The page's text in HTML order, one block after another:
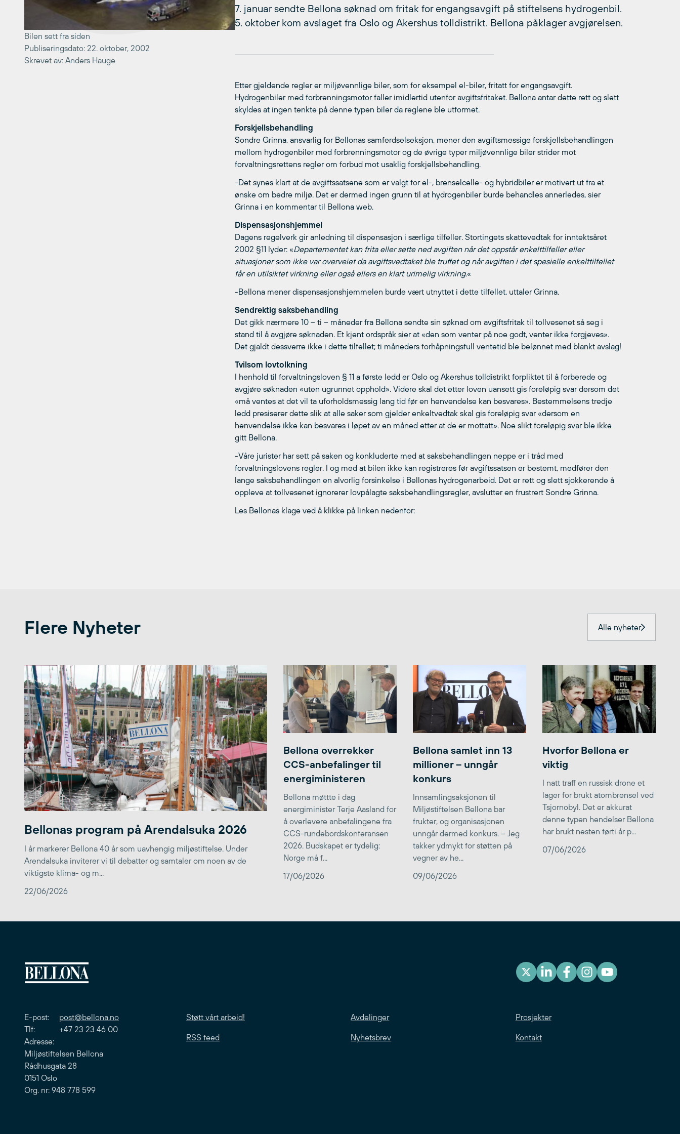
Bilen sett fra siden
Publiseringsdato: 22. oktober, 2002
Skrevet av: Anders Hauge
7. januar sendte Bellona søknad om fritak for engangsavgift på stiftelsens hydrogenbil.
5. oktober kom avslaget fra Oslo og Akershus tolldistrikt. Bellona påklager avgjørelsen.
Etter gjeldende regler er miljøvennlige biler, som for eksempel el-biler, fritatt for engangsavgift.
Hydrogenbiler med forbrenningsmotor faller imidlertid utenfor avgiftsfritaket. Bellona antar dette rett og slett
skyldes at ingen tenkte på denne typen biler da reglene ble utformet.
Forskjellsbehandling
Sondre Grinna, ansvarlig for Bellonas samferdselseksjon, mener den avgiftsmessige forskjellsbehandlingen
mellom hydrogenbiler med forbrenningsmotor og de øvrige typer miljøvennlige biler strider mot
forvaltningsrettens regler om forbud mot usaklig forskjellsbehandling.
-Det synes klart at de avgiftssatsene som er valgt for el-, brenselcelle- og hybridbiler er motivert ut fra et
ønske om bedre miljø. Det er dermed ingen grunn til at hydrogenbiler burde behandles annerledes, sier
Grinna i en kommentar til Bellona web.
Dispensasjonshjemmel
Dagens regelverk gir anledning til dispensasjon i særlige tilfeller. Stortingets skattevedtak for inntektsåret
2002 §11 lyder: «Departementet kan frita eller sette ned avgiften når det oppstår enkelttilfeller eller
situasjoner som ikke var overveiet da avgiftsvedtaket ble truffet og når avgiften i det spesielle enkelttilfellet
får en utilsiktet virkning eller også ellers en klart urimelig virkning.«
-Bellona mener dispensasjonshjemmelen burde vært utnyttet i dette tilfellet, uttaler Grinna.
Sendrektig saksbehandling
Det gikk nærmere 10 – ti – måneder fra Bellona sendte sin søknad om avgiftsfritak til tollvesenet så seg i
stand til å avgjøre søknaden. Et kjent ordspråk sier at «den som venter på noe godt, venter ikke forgjeves».
Det gjaldt dessverre ikke i dette tilfellet; ti måneders forhåpningsfull ventetid ble belønnet med blankt avslag!
Tvilsom lovtolkning
I henhold til forvaltningsloven § 11 a første ledd er Oslo og Akershus tolldistrikt forpliktet til å forberede og
avgjøre søknaden «uten ugrunnet opphold». Videre skal det etter loven uansett gis foreløpig svar dersom det
«må ventes at det vil ta uforholdsmessig lang tid før en henvendelse kan besvares». Bestemmelsens tredje
ledd presiserer dette slik at alle saker som gjelder enkeltvedtak skal gis foreløpig svar «dersom en
henvendelse ikke kan besvares i løpet av en måned etter at de er mottatt». Noe slikt foreløpig svar ble ikke
gitt Bellona.
-Våre jurister har sett på saken og konkluderte med at saksbehandlingen neppe er i tråd med
forvaltningslovens regler. I og med at bilen ikke kan registreres før avgiftssatsen er bestemt, medfører den
lange saksbehandlingen en alvorlig forsinkelse i Bellonas hydrogenarbeid. Det er rett og slett sjokkerende å
oppleve at tollvesenet ignorerer lovpålagte saksbehandlingsregler, avslutter en frustrert Sondre Grinna.
Les Bellonas klage ved å klikke på linken nedenfor:
Flere Nyheter Alle nyheter
Bellonas program på Arendalsuka 2026
I år markerer Bellona 40 år som uavhengig miljøstiftelse. Under
Arendalsuka inviterer vi til debatter og samtaler om noen av de
viktigste klima- og m...
22/06/2026
Bellona overrekker
CCS-anbefalinger til
energiministeren
Bellona møttte i dag
energiminister Terje Aasland for
å overlevere anbefalingene fra
CCS-rundebordskonferansen
2026. Budskapet er tydelig:
Norge må f...
17/06/2026
Bellona samlet inn 13
millioner – unngår
konkurs
Innsamlingsaksjonen til
Miljøstiftelsen Bellona bar
frukter, og organisasjonen
unngår dermed konkurs. – Jeg
takker ydmykt for støtten på
vegner av he...
09/06/2026
Hvorfor Bellona er
viktig
I natt traff en russisk drone et
lager for brukt atombrensel ved
Tsjornobyl. Det er akkurat
denne typen hendelser Bellona
har brukt nesten førti år p...
07/06/2026
E-post: post@bellona.no
Tlf: +47 23 23 46 00
Adresse:
Miljøstiftelsen Bellona
Rådhusgata 28
0151 Oslo
Org. nr: 948 778 599
Støtt vårt arbeid! Avdelinger Prosjekter
RSS feed Nyhetsbrev Kontakt